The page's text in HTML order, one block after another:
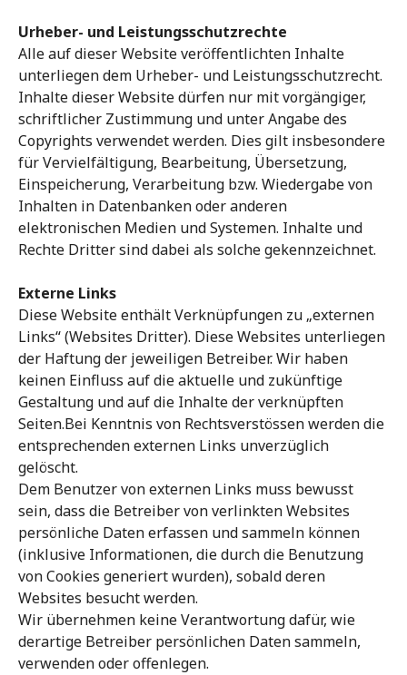
Urheber- und Leistungsschutzrechte
Alle auf dieser Website veröffentlichten Inhalte
unterliegen dem Urheber- und Leistungsschutzrecht.
Inhalte dieser Website dürfen nur mit vorgängiger,
schriftlicher Zustimmung und unter Angabe des
Copyrights verwendet werden. Dies gilt insbesondere
für Vervielfältigung, Bearbeitung, Übersetzung,
Einspeicherung, Verarbeitung bzw. Wiedergabe von
Inhalten in Datenbanken oder anderen
elektronischen Medien und Systemen. Inhalte und
Rechte Dritter sind dabei als solche gekennzeichnet.
Externe Links
Diese Website enthält Verknüpfungen zu „externen
Links“ (Websites Dritter). Diese Websites unterliegen
der Haftung der jeweiligen Betreiber. Wir haben
keinen Einfluss auf die aktuelle und zukünftige
Gestaltung und auf die Inhalte der verknüpften
Seiten.Bei Kenntnis von Rechtsverstössen werden die
entsprechenden externen Links unverzüglich
gelöscht.
Dem Benutzer von externen Links muss bewusst
sein, dass die Betreiber von verlinkten Websites
persönliche Daten erfassen und sammeln können
(inklusive Informationen, die durch die Benutzung
von Cookies generiert wurden), sobald deren
Websites besucht werden.
Wir übernehmen keine Verantwortung dafür, wie
derartige Betreiber persönlichen Daten sammeln,
verwenden oder offenlegen.